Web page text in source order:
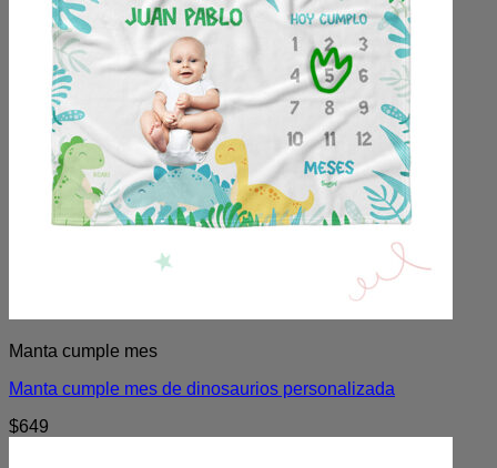
Manta cumple mes
Manta cumple mes de dinosaurios personalizada
$649